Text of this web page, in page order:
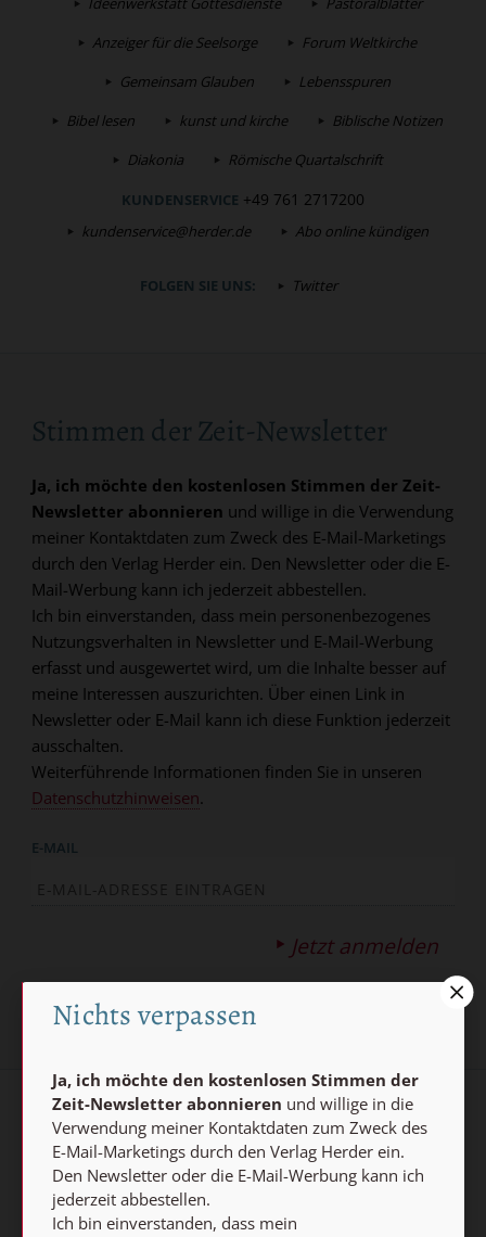
Anzeiger für die Seelsorge
Forum Weltkirche
Gemeinsam Glauben
Lebensspuren
Bibel lesen
kunst und kirche
Biblische Notizen
Diakonia
Römische Quartalschrift
KUNDENSERVICE +49 761 2717200
kundenservice@herder.de Abo online kündigen
FOLGEN SIE UNS: Twitter
Stimmen der Zeit-Newsletter
Ja, ich möchte den kostenlosen Stimmen der Zeit-
Newsletter abonnieren und willige in die Verwendung
meiner Kontaktdaten zum Zweck des E-Mail-Marketings
durch den Verlag Herder ein. Den Newsletter oder die E-
Mail-Werbung kann ich jederzeit abbestellen.
Ich bin einverstanden, dass mein personenbezogenes
Nutzungsverhalten in Newsletter und E-Mail-Werbung
erfasst und ausgewertet wird, um die Inhalte besser auf
meine Interessen auszurichten. Über einen Link in
Newsletter oder E-Mail kann ich diese Funktion jederzeit
ausschalten.
Weiterführende Informationen finden Sie in unseren
Datenschutzhinweisen.
E-MAIL
Jetzt anmelden
AGB und Widerrufsbelehrung Datenschutz
Barrierefreiheit Impressum
Nichts verpassen
Ja, ich möchte den kostenlosen Stimmen der
Zeit-Newsletter abonnieren und willige in die
Verwendung meiner Kontaktdaten zum Zweck des
E-Mail-Marketings durch den Verlag Herder ein.
Den Newsletter oder die E-Mail-Werbung kann ich
jederzeit abbestellen.
Ich bin einverstanden, dass mein